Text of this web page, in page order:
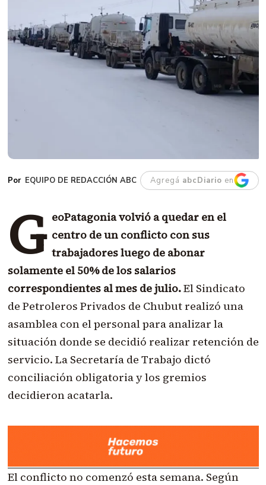
EQUIPO DE REDACCIÓN ABC Agregá abcDiario en
G eoPatagonia volvió a quedar en el
centro de un conflicto con sus
trabajadores luego de abonar
solamente el 50% de los salarios
correspondientes al mes de julio.El Sindicato
de Petroleros Privados de Chubut realizó una
asamblea con el personal para analizar la
situación donde se decidió realizar retención de
servicio. La Secretaría de Trabajo dictó
conciliación obligatoria y los gremios
decidieron acatarla.
El conflicto no comenzó esta semana. Según